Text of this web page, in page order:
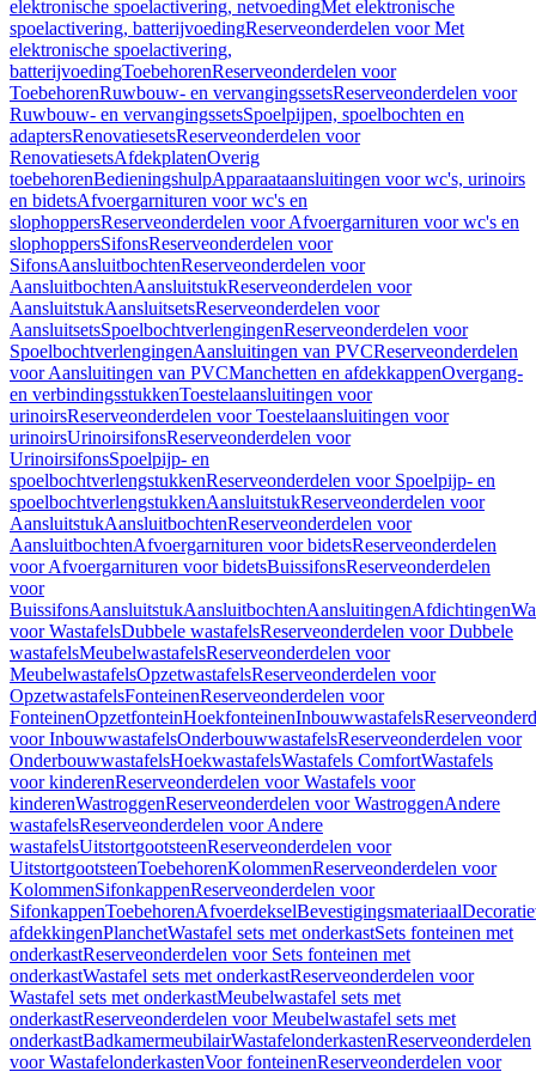
elektronische spoelactivering, netvoedingMet elektronische
spoelactivering, batterijvoedingReserveonderdelen voor Met
elektronische spoelactivering,
batterijvoedingToebehorenReserveonderdelen voor
ToebehorenRuwbouw- en vervangingssetsReserveonderdelen voor
Ruwbouw- en vervangingssetsSpoelpijpen, spoelbochten en
adaptersRenovatiesetsReserveonderdelen voor
RenovatiesetsAfdekplatenOverig
toebehorenBedieningshulpApparaataansluitingen voor wc's, urinoirs
en bidetsAfvoergarnituren voor wc's en
slophoppersReserveonderdelen voor Afvoergarnituren voor wc's en
slophoppersSifonsReserveonderdelen voor
SifonsAansluitbochtenReserveonderdelen voor
AansluitbochtenAansluitstukReserveonderdelen voor
AansluitstukAansluitsetsReserveonderdelen voor
AansluitsetsSpoelbochtverlengingenReserveonderdelen voor
SpoelbochtverlengingenAansluitingen van PVCReserveonderdelen
voor Aansluitingen van PVCManchetten en afdekkappenOvergang-
en verbindingsstukkenToestelaansluitingen voor
urinoirsReserveonderdelen voor Toestelaansluitingen voor
urinoirsUrinoirsifonsReserveonderdelen voor
UrinoirsifonsSpoelpijp- en
spoelbochtverlengstukkenReserveonderdelen voor Spoelpijp- en
spoelbochtverlengstukkenAansluitstukReserveonderdelen voor
AansluitstukAansluitbochtenReserveonderdelen voor
AansluitbochtenAfvoergarnituren voor bidetsReserveonderdelen
voor Afvoergarnituren voor bidetsBuissifonsReserveonderdelen
voor
BuissifonsAansluitstukAansluitbochtenAansluitingenAfdichtingen
voor WastafelsDubbele wastafelsReserveonderdelen voor Dubbele
wastafelsMeubelwastafelsReserveonderdelen voor
MeubelwastafelsOpzetwastafelsReserveonderdelen voor
OpzetwastafelsFonteinenReserveonderdelen voor
FonteinenOpzetfonteinHoekfonteinenInbouwwastafels
voor InbouwwastafelsOnderbouwwastafelsReserveonderdelen voor
OnderbouwwastafelsHoekwastafelsWastafels ComfortWastafels
voor kinderenReserveonderdelen voor Wastafels voor
kinderenWastroggenReserveonderdelen voor WastroggenAndere
wastafelsReserveonderdelen voor Andere
wastafelsUitstortgootsteenReserveonderdelen voor
UitstortgootsteenToebehorenKolommenReserveonderdelen voor
KolommenSifonkappenReserveonderdelen voor
SifonkappenToebehorenAfvoerdekselBevestigingsmateriaal
afdekkingenPlanchetWastafel sets met onderkastSets fonteinen met
onderkastReserveonderdelen voor Sets fonteinen met
onderkastWastafel sets met onderkastReserveonderdelen voor
Wastafel sets met onderkastMeubelwastafel sets met
onderkastReserveonderdelen voor Meubelwastafel sets met
onderkastBadkamermeubilairWastafelonderkastenReserveonderdelen
voor WastafelonderkastenVoor fonteinenReserveonderdelen voor